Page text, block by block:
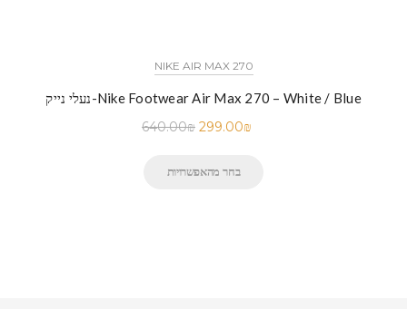
NIKE AIR MAX 270
נעלי נייק-Nike Footwear Air Max 270 – White / Blue
640.00₪ 299.00₪
בחר מהאפשרויות